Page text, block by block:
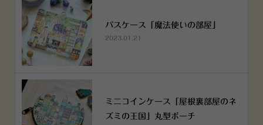
パスケース「魔法使いの部屋」
2023.01.21
ミニコインケース「屋根裏部屋のネ
ズミの王国」丸型ポーチ